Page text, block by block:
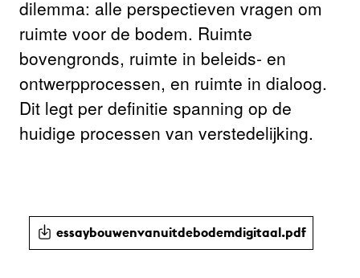
dilemma: alle perspectieven vragen om
ruimte voor de bodem. Ruimte
bovengronds, ruimte in beleids- en
ontwerpprocessen, en ruimte in dialoog.
Dit legt per definitie spanning op de
huidige processen van verstedelijking.
essaybouwenvanuitdebodemdigitaal.pdf